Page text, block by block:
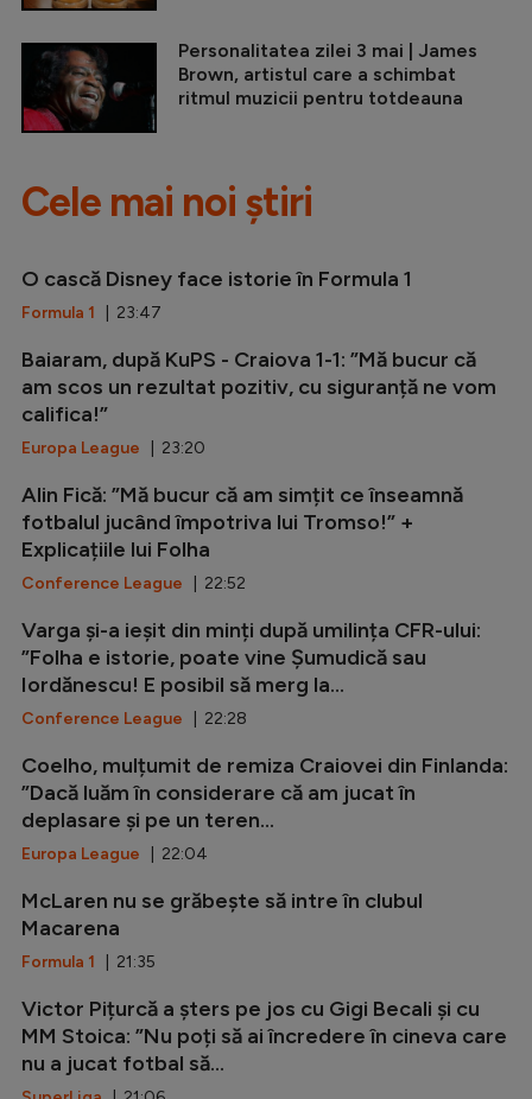
Personalitatea zilei 3 mai | James
Brown, artistul care a schimbat
ritmul muzicii pentru totdeauna
Cele mai noi știri
O cască Disney face istorie în Formula 1
Formula 1 | 23:47
Baiaram, după KuPS - Craiova 1-1: ”Mă bucur că
am scos un rezultat pozitiv, cu siguranță ne vom
califica!”
Europa League | 23:20
Alin Fică: ”Mă bucur că am simțit ce înseamnă
fotbalul jucând împotriva lui Tromso!” +
Explicațiile lui Folha
Conference League | 22:52
Varga și-a ieșit din minți după umilința CFR-ului:
”Folha e istorie, poate vine Șumudică sau
Iordănescu! E posibil să merg la...
Conference League | 22:28
Coelho, mulțumit de remiza Craiovei din Finlanda:
”Dacă luăm în considerare că am jucat în
deplasare și pe un teren...
Europa League | 22:04
McLaren nu se grăbește să intre în clubul
Macarena
Formula 1 | 21:35
Victor Pițurcă a șters pe jos cu Gigi Becali și cu
MM Stoica: ”Nu poți să ai încredere în cineva care
nu a jucat fotbal să...